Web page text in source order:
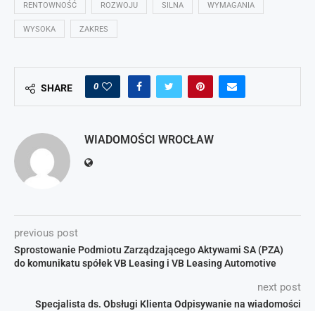
RENTOWNOŚĆ ROZWOJU SILNA WYMAGANIA
WYSOKA ZAKRES
SHARE 0
WIADOMOŚCI WROCŁAW
previous post
Sprostowanie Podmiotu Zarządzającego Aktywami SA (PZA)
do komunikatu spółek VB Leasing i VB Leasing Automotive
next post
Specjalista ds. Obsługi Klienta Odpisywanie na wiadomości